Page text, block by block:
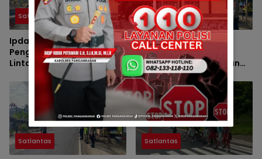
Satlantas
Ipda Maret Daniel Pimpin
Pengaturan Arus Lalu
Lintas Pagi Demi
Kenyamanan Pengguna
Jalan
Satlantas
Pelayanan Prima
Satlantas Polres
Pangandaran Wujudkan
Kelancaran Mobilitas
Masyarakat Pada Pagi
Hari
Satlantas Satlantas